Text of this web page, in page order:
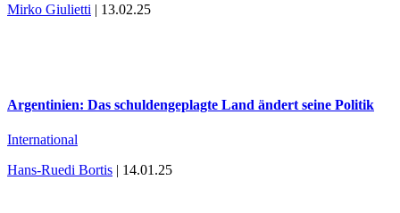
Mirko Giulietti | 13.02.25
Argentinien: Das schuldengeplagte Land ändert seine Politik
International
Hans-Ruedi Bortis | 14.01.25